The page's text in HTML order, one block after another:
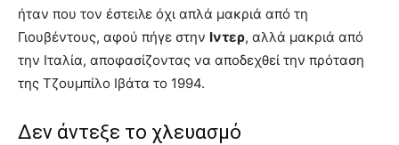
ήταν που τον έστειλε όχι απλά μακριά από τη
Γιουβέντους, αφού πήγε στην Ιντερ, αλλά μακριά από
την Ιταλία, αποφασίζοντας να αποδεχθεί την πρόταση
της Τζουμπίλο Ιβάτα το 1994.
Δεν άντεξε το χλευασμό